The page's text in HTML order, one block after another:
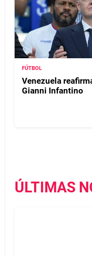
FÚTBOL
Venezuela
Gianni Infantino
ÚLTIMAS